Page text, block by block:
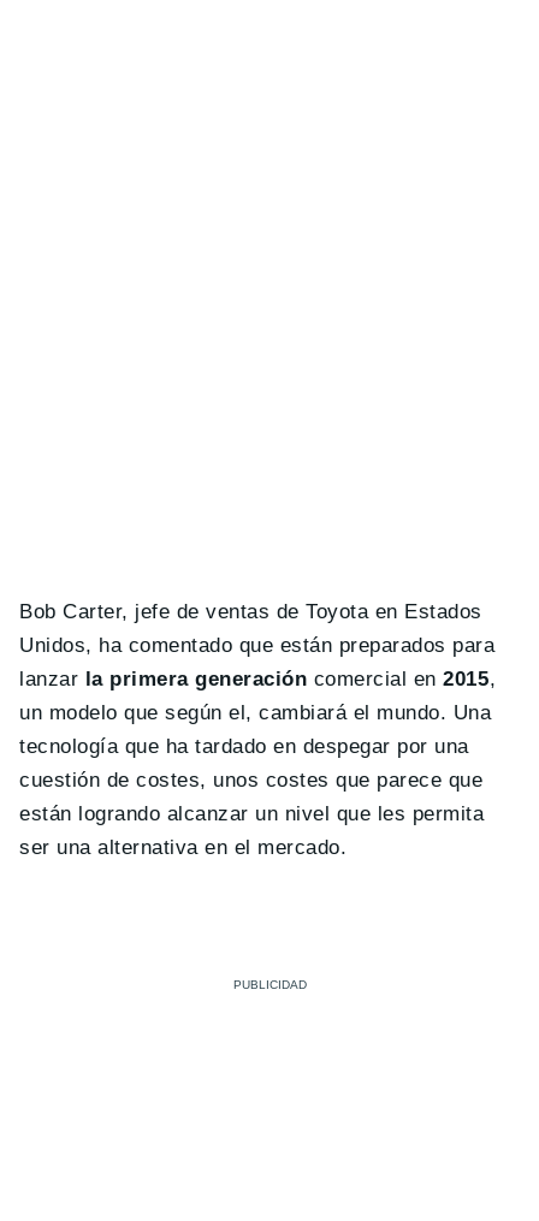
Bob Carter, jefe de ventas de Toyota en Estados
Unidos, ha comentado que están preparados para
lanzar la primera generación comercial en 2015,
un modelo que según el, cambiará el mundo. Una
tecnología que ha tardado en despegar por una
cuestión de costes, unos costes que parece que
están logrando alcanzar un nivel que les permita
ser una alternativa en el mercado.